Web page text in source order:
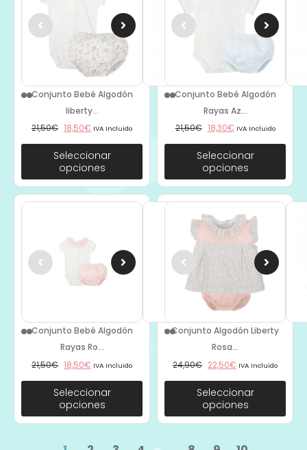
Conjunto Bebé Algodón
liberty...
21,50€ 18,50€ IVA Incluido
Seleccionar
opciones
Conjunto Bebé Algodón
Rayas Az...
21,50€ 18,30€ IVA Incluido
Seleccionar
opciones
Conjunto Bebé Algodón
Rayas Ro...
21,50€ 18,50€ IVA Incluido
Seleccionar
opciones
Conjunto Algodón Liberty
Rosa...
24,90€ 22,50€ IVA Incluido
Seleccionar
opciones